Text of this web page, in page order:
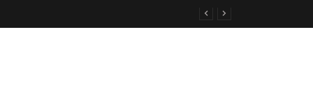
ΚΑΣΟΥ